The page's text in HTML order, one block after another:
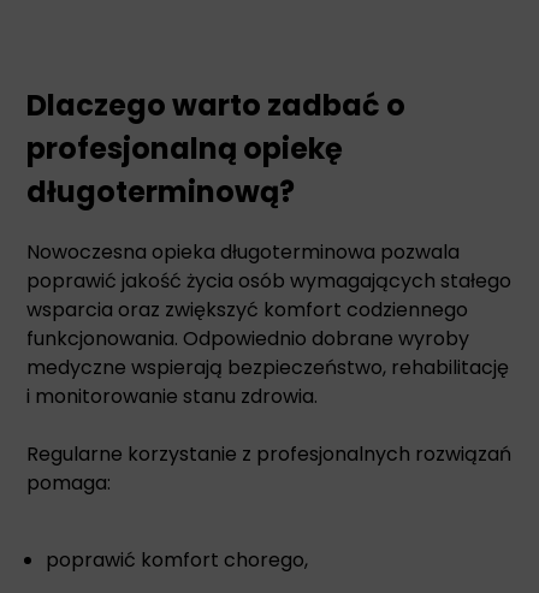
Dlaczego warto zadbać o
profesjonalną opiekę
długoterminową?
Nowoczesna opieka długoterminowa pozwala
poprawić jakość życia osób wymagających stałego
wsparcia oraz zwiększyć komfort codziennego
funkcjonowania. Odpowiednio dobrane wyroby
medyczne wspierają bezpieczeństwo, rehabilitację
i monitorowanie stanu zdrowia.
Regularne korzystanie z profesjonalnych rozwiązań
pomaga:
poprawić komfort chorego,